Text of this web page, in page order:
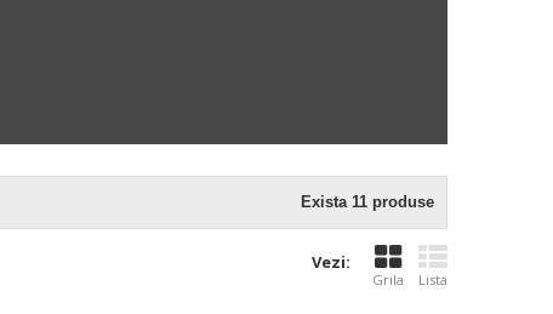
Exista 11 produse
Vezi:
Grila Lista